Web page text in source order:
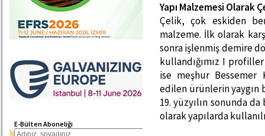
E-Bülten Aboneliği
Yapı Malzemesi Olarak
Çelik, çok eskiden
malzeme. İlk olarak
sonra işlenmiş demire
kullandığımız I
ise meşhur Bessemer
edilen ürünlerin yaygın
19. yüzyılın sonunda
olarak yapılarda